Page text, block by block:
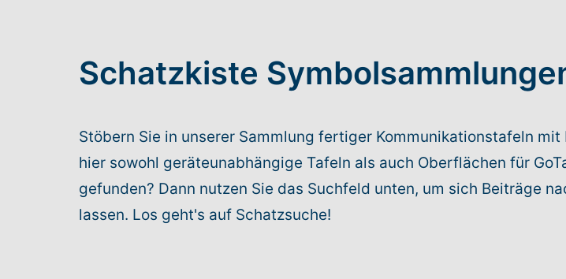
Schatzkiste
Stöbern Sie in unserer Sammlung fertiger Kommunikationstafeln mit
hier sowohl geräteunabhängige Tafeln als auch Oberflächen für
gefunden? Dann nutzen Sie das Suchfeld unten, um sich Beiträge
lassen. Los geht's auf Schatzsuche!